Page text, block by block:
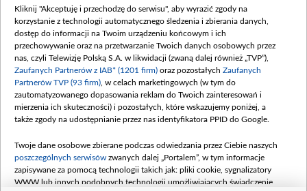
Procedura zgłoszeń wewnętrznych
Kliknij "Akceptuję i przechodzę do serwisu", aby wyrazić zgody na
korzystanie z technologii automatycznego śledzenia i zbierania danych,
dostęp do informacji na Twoim urządzeniu końcowym i ich
przechowywanie oraz na przetwarzanie Twoich danych osobowych przez
nas, czyli Telewizję Polską S.A. w likwidacji (zwaną dalej również „TVP”),
Zaufanych Partnerów z IAB* (1201 firm) oraz pozostałych Zaufanych
Partnerów TVP (93 firm) , w celach marketingowych (w tym do
zautomatyzowanego dopasowania reklam do Twoich zainteresowań i
mierzenia ich skuteczności) i pozostałych, które wskazujemy poniżej, a
także zgody na udostępnianie przez nas identyfikatora PPID do Google.
Twoje dane osobowe zbierane podczas odwiedzania przez Ciebie naszych
poszczególnych serwisów zwanych dalej „Portalem”, w tym informacje
zapisywane za pomocą technologii takich jak: pliki cookie, sygnalizatory
WWW lub innych podobnych technologii umożliwiających świadczenie